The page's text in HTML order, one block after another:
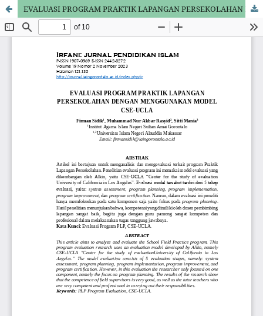
EVALUASI PROGRAM PRAKTIK LAPANGAN PERSEKOLAHAN DENGAN MENGGUNAKAN MODEL CSE-UCLA